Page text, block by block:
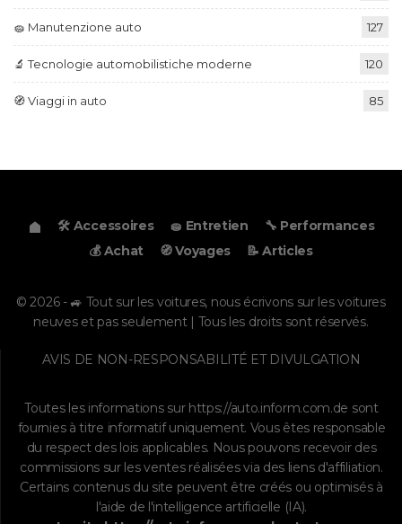
🧽 Manutenzione auto 127
🔬 Tecnologie automobilistiche moderne 120
🧭 Viaggi in auto 85
🛠️ Accessoires 🧽 Entretien
🔧 Performances
💰 Achat
🧭 Voyages 📝 Articles
© 2026 - 🚙 Tout sur les voitures, nous écrivons sur les voitures
neuves et pas seulement | Tous les droits sont réservés.
AVIS DE NON-RESPONSABILITÉ ET DIVULGATION
Toutes les informations sur https://auto.inform.com.de sont
fournies à titre informatif uniquement. Vous êtes responsable
du respect des lois applicables. Nous pouvons recevoir des
commissions sur les ventes réalisées via des liens d'affiliation.
Certains contenus du site peuvent être créés ou optimisés à
l'aide de l'intelligence artificielle (IA).